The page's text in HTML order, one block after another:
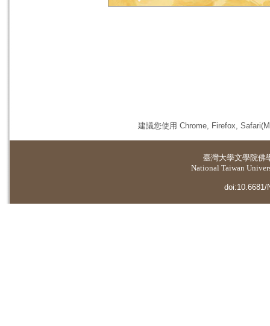
建議您使用 Chrome, Firefox,
臺灣大學文學院佛
National Taiwan
doi:10.6681/